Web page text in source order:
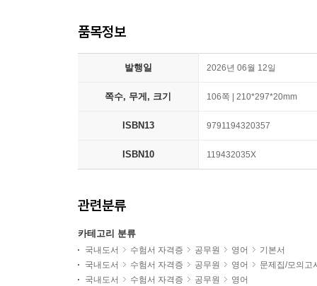
품목정보
발행일 2026년 06월 12일
쪽수, 무게, 크기 106쪽 | 210*297*20mm
ISBN13 9791194320357
ISBN10 119432035X
관련분류
카테고리 분류
국내도서 수험서 자격증 공무원 영어
기본서
국내도서
수험서 자격증 공무원 영어
문제집/모의고
국내도서
수험서 자격증 공무원 영어